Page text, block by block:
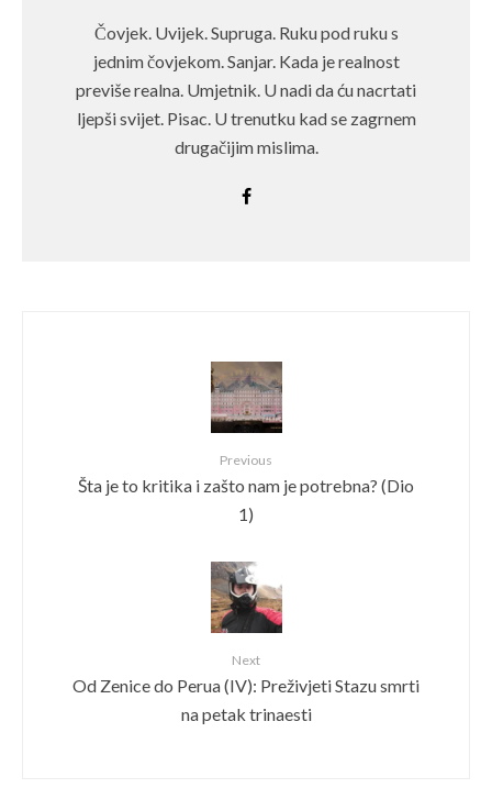
Čovjek. Uvijek. Supruga. Ruku pod ruku s
jednim čovjekom. Sanjar. Kada je realnost
previše realna. Umjetnik. U nadi da ću nacrtati
ljepši svijet. Pisac. U trenutku kad se zagrnem
drugačijim mislima.
Previous
Šta je to kritika i zašto nam je potrebna? (Dio
1)
Next
Od Zenice do Perua (IV): Preživjeti Stazu smrti
na petak trinaesti